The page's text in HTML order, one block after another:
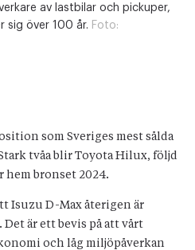
av lastbilar och pickuper,
sig över 100 år. Foto:
som Sveriges mest sålda
tvåa blir Toyota Hilux, följd
hem bronset 2024.
Isuzu D-Max återigen är
är ett bevis på att vårt
och låg miljöpåverkan